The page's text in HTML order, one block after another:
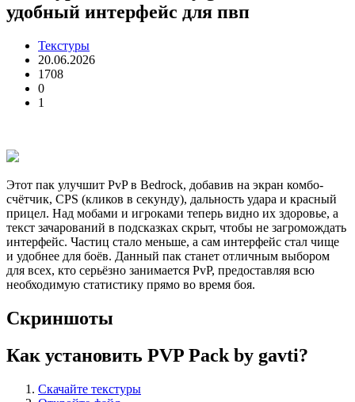
удобный интерфейс для пвп
Текстуры
20.06.2026
1708
0
1
Этот пак улучшит PvP в Bedrock, добавив на экран комбо-
счётчик, CPS (кликов в секунду), дальность удара и красный
прицел. Над мобами и игроками теперь видно их здоровье, а
текст зачарований в подсказках скрыт, чтобы не загромождать
интерфейс. Частиц стало меньше, а сам интерфейс стал чище
и удобнее для боёв. Данный пак станет отличным выбором
для всех, кто серьёзно занимается PvP, предоставляя всю
необходимую статистику прямо во время боя.
Скриншоты
Как установить PVP Pack by gavti?
Скачайте текстуры